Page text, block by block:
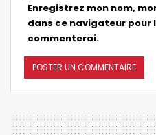
Enregistrez mon nom,
dans ce navigateur pour
commenterai.